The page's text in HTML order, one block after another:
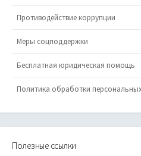
Противодействие коррупции
Меры соцподдержки
Бесплатная юридическая помощь
Политика обработки
Полезные ссылки